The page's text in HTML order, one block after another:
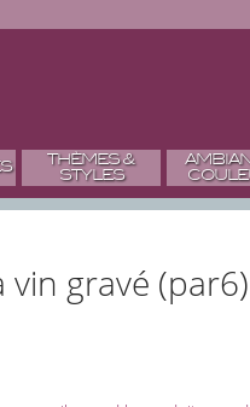
THÈMES &
STYLES
vin gravé (par6)